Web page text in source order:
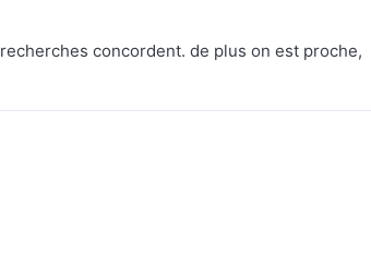
concordent. de plus on est proche,